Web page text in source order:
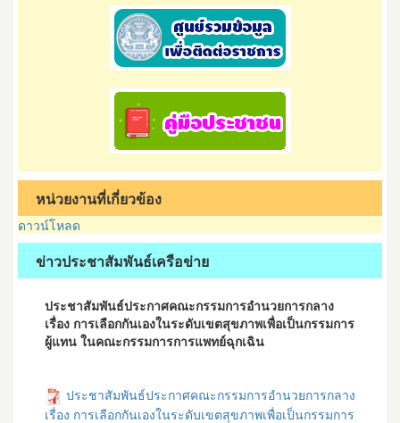
หน่วยงานที่เกี่ยวข้อง
ดาวน์โหลด
ข่าวประชาสัมพันธ์เครือข่าย
ประชาสัมพันธ์ประกาศคณะกรรมการอำนวยการกลาง
เรื่อง การเลือกกันเองในระดับเขตสุขภาพเพื่อเป็นกรรมการ
ผู้แทน ในคณะกรรมการการแพทย์ฉุกเฉิน
ประชาสัมพันธ์ประกาศคณะกรรมการอำนวยการกลาง
เรื่อง การเลือกกันเองในระดับเขตสุขภาพเพื่อเป็นกรรมการ